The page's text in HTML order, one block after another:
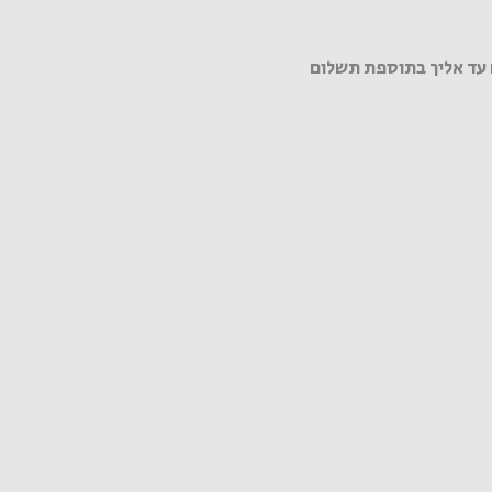
אליך בתוספת תשלום